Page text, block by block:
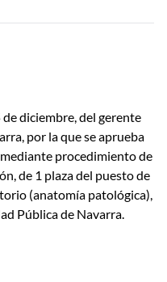
diciembre, del gerente
por la que se aprueba
procedimiento de
de 1 plaza del puesto de
(anatomía patológica),
Pública de Navarra.